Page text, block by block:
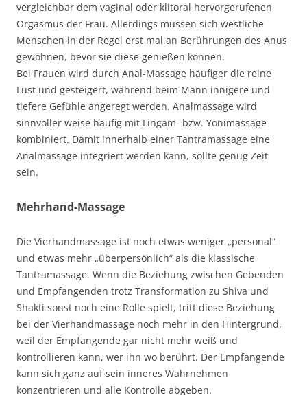
vergleichbar dem vaginal oder klitoral hervorgerufenen
Orgasmus der Frau. Allerdings müssen sich westliche
Menschen in der Regel erst mal an Berührungen des Anus
gewöhnen, bevor sie diese genießen können.
Bei Frauen wird durch Anal-Massage häufiger die reine
Lust und gesteigert, während beim Mann innigere und
tiefere Gefühle angeregt werden. Analmassage wird
sinnvoller weise häufig mit Lingam- bzw. Yonimassage
kombiniert. Damit innerhalb einer Tantramassage eine
Analmassage integriert werden kann, sollte genug Zeit
sein.
Mehrhand-Massage
Die Vierhandmassage ist noch etwas weniger „personal“
und etwas mehr „überpersönlich“ als die klassische
Tantramassage. Wenn die Beziehung zwischen Gebenden
und Empfangenden trotz Transformation zu Shiva und
Shakti sonst noch eine Rolle spielt, tritt diese Beziehung
bei der Vierhandmassage noch mehr in den Hintergrund,
weil der Empfangende gar nicht mehr weiß und
kontrollieren kann, wer ihn wo berührt. Der Empfangende
kann sich ganz auf sein inneres Wahrnehmen
konzentrieren und alle Kontrolle abgeben.